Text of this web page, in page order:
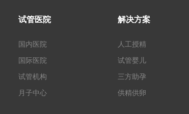
试管医院
国内医院
国际医院
试管机构
月子中心
解决方案
人工授精
试管婴儿
三方助孕
供精供卵